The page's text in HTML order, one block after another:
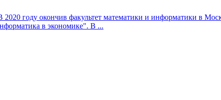
2020 году окончив факультет математики и информатики в
в экономике". В ...